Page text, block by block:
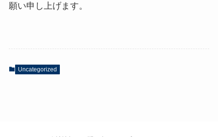
願い申し上げます。
Uncategorized